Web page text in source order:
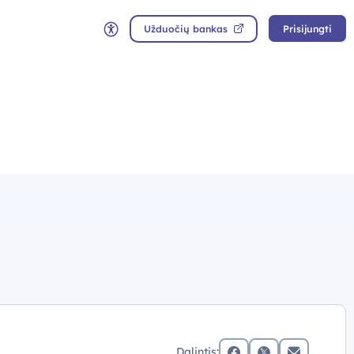
Neįgaliųjų rėžimas
Užduočių bankas Prisijungti